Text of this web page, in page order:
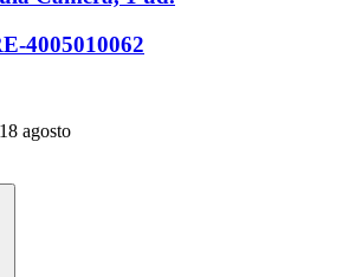
4005010062
agosto